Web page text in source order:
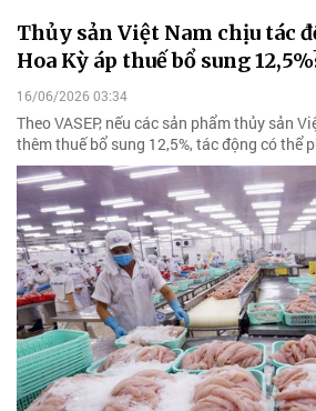
Thủy sản Việt Nam chịu tác
Hoa Kỳ áp thuế bổ sung
16/06/2026 03:34
Theo VASEP, nếu các sản phẩm thủy sản
thêm thuế bổ sung 12,5%, tác động có thể